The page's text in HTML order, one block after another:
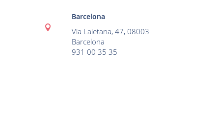

Barcelona
Via Laietana, 47, 08003
Barcelona
931 00 35 35